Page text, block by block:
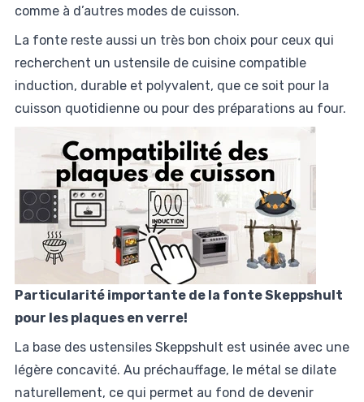
comme à d’autres modes de cuisson.
La fonte reste aussi un très bon choix pour ceux qui
recherchent un ustensile de cuisine compatible
induction, durable et polyvalent, que ce soit pour la
cuisson quotidienne ou pour des préparations au four.
Particularité importante de la fonte Skeppshult
pour les plaques en verre!
La base des ustensiles Skeppshult est usinée avec une
légère concavité. Au préchauffage, le métal se dilate
naturellement, ce qui permet au fond de devenir